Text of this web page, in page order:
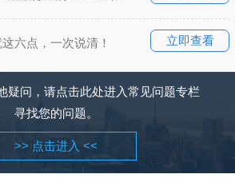
立即查看
六点，一次说清！
疑问，请点击此处进入常见问题专栏
寻找您的问题。
>> 点击进入 <<